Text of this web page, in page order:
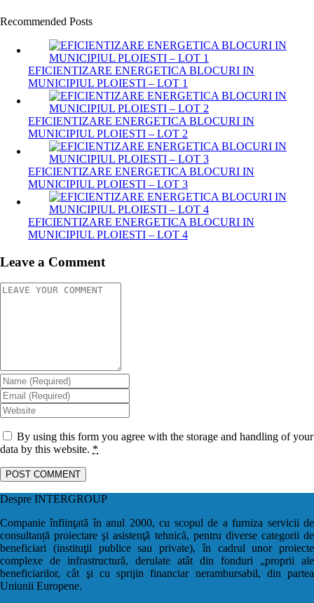
Recommended Posts
EFICIENTIZARE ENERGETICA BLOCURI IN
MUNICIPIUL PLOIESTI – LOT 1
EFICIENTIZARE ENERGETICA BLOCURI IN
MUNICIPIUL PLOIESTI – LOT 2
EFICIENTIZARE ENERGETICA BLOCURI IN
MUNICIPIUL PLOIESTI – LOT 3
EFICIENTIZARE ENERGETICA BLOCURI IN
MUNICIPIUL PLOIESTI – LOT 4
Leave a Comment
By using this form you agree with the storage and handling of your
data by this website. *
Despre INTERGROUP
Companie înfiinţată în anul 2000, cu scopul de a furniza servicii de
consultanță proiectare şi asistenţă tehnică, pentru diverse categorii de
beneficiari (instituţii publice sau private), în cadrul unor proiecte
complexe de infrastructură, derulate atât din fonduri „proprii ale
beneficiarilor, cât şi cu sprijin financiar nerambursabil, din partea
Uniunii Europene.